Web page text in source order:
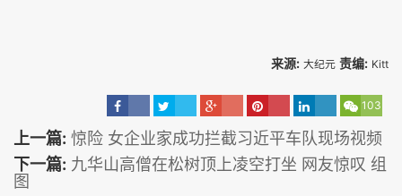
来源: 大纪元 责编: Kitt
103
上一篇: 惊险 女企业家成功拦截习近平车队现场视频
下一篇: 九华山高僧在松树顶上凌空打坐 网友惊叹 组
图